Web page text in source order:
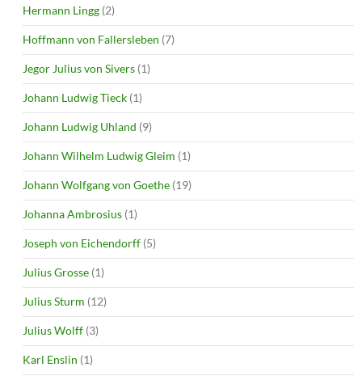
Hermann Lingg (2)
Hoffmann von Fallersleben (7)
Jegor Julius von Sivers (1)
Johann Ludwig Tieck (1)
Johann Ludwig Uhland (9)
Johann Wilhelm Ludwig Gleim (1)
Johann Wolfgang von Goethe (19)
Johanna Ambrosius (1)
Joseph von Eichendorff (5)
Julius Grosse (1)
Julius Sturm (12)
Julius Wolff (3)
Karl Enslin (1)